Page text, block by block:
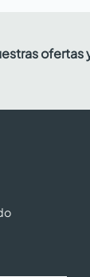
ofertas